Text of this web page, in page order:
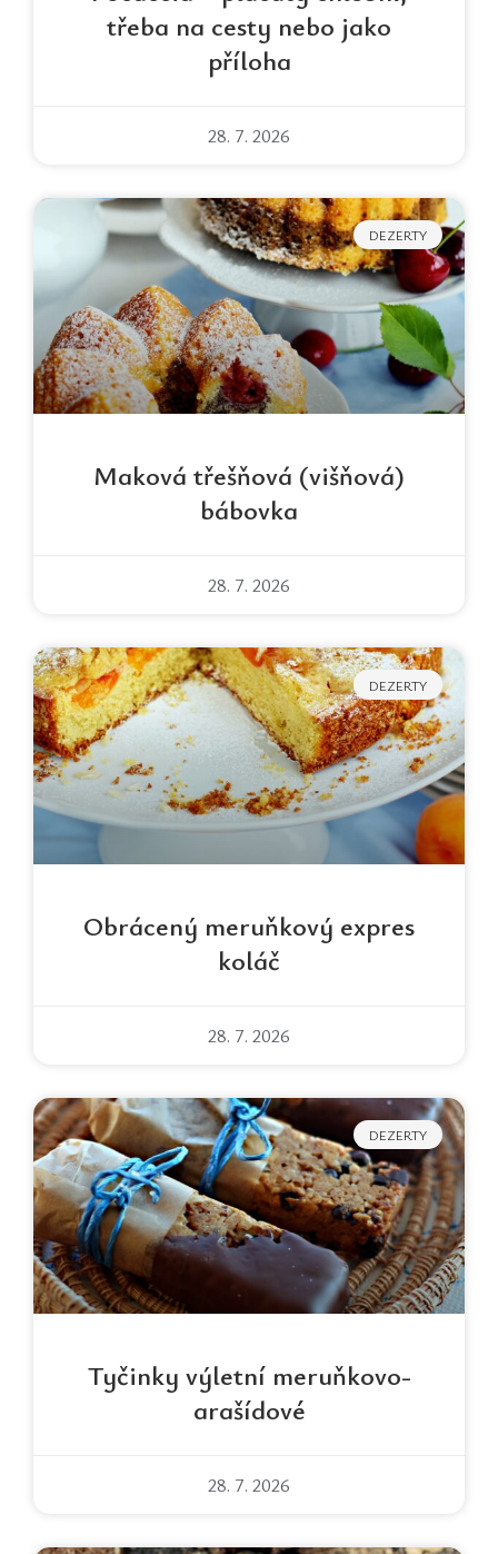
třeba na cesty nebo jako
příloha
28. 7. 2026
DEZERTY
Maková třešňová (višňová)
bábovka
28. 7. 2026
DEZERTY
Obrácený meruňkový expres
koláč
28. 7. 2026
DEZERTY
Tyčinky výletní meruňkovo-
arašídové
28. 7. 2026